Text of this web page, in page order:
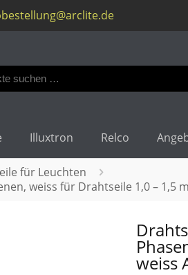
Illuxtron Relco
für Leuchten
weiss für Drahtseile 1,0 – 1,5
weiss